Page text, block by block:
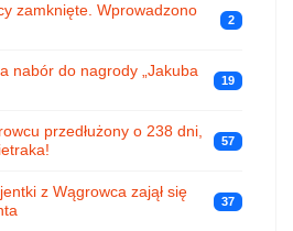
zamknięte. Wprowadzono
2
nabór do nagrody „Jakuba
19
przedłużony o 238 dni,
57
z Wągrowca zajął się
37